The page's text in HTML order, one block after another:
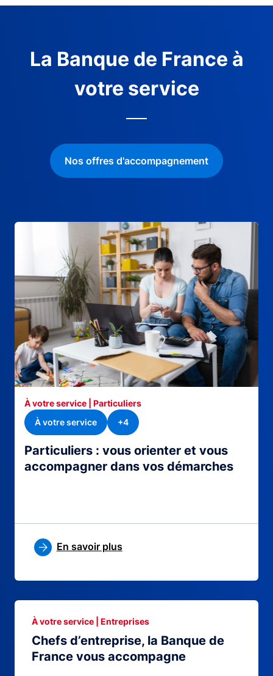
La Banque de France à
votre service
Nos offres d'accompagnement
Particuliers : vous orienter et vous
accompagner dans vos démarches
À votre service | Particuliers
À votre service
+4
En savoir plus
Chefs d’entreprise, la Banque de
France vous accompagne
À votre service | Entreprises